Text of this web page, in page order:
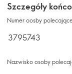
Szczegóły
Numer oosby
Nazwisko osoby